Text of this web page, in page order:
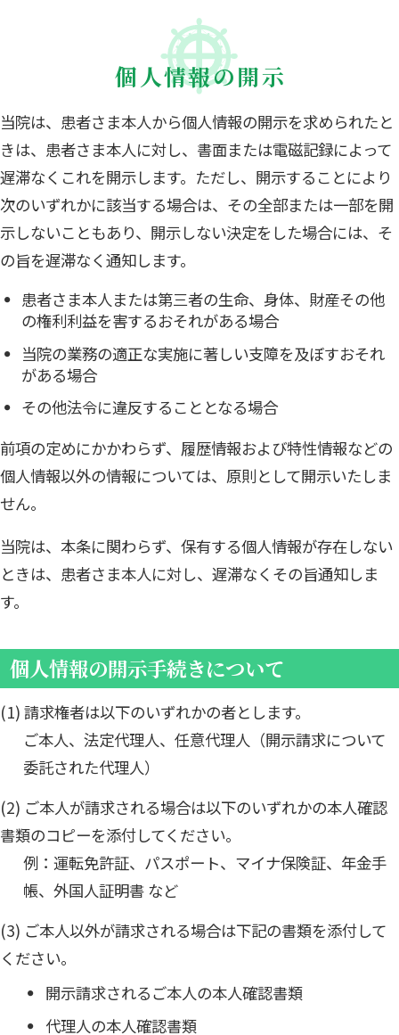
個人情報の開示
当院は、患者さま本人から個人情報の開示を求められたと
きは、患者さま本人に対し、書面または電磁記録によって
遅滞なくこれを開示します。ただし、開示することにより
次のいずれかに該当する場合は、その全部または一部を開
示しないこともあり、開示しない決定をした場合には、そ
の旨を遅滞なく通知します。
患者さま本人または第三者の生命、身体、財産その他
の権利利益を害するおそれがある場合
当院の業務の適正な実施に著しい支障を及ぼすおそれ
がある場合
その他法令に違反することとなる場合
前項の定めにかかわらず、履歴情報および特性情報などの
個人情報以外の情報については、原則として開示いたしま
せん。
当院は、本条に関わらず、保有する個人情報が存在しない
ときは、患者さま本人に対し、遅滞なくその旨通知しま
す。
個人情報の開示手続きについて
(1) 請求権者は以下のいずれかの者とします。
ご本人、法定代理人、任意代理人（開示請求について
委託された代理人）
(2) ご本人が請求される場合は以下のいずれかの本人確認
書類のコピーを添付してください。
例：運転免許証、パスポート、マイナ保険証、年金手
帳、外国人証明書 など
(3) ご本人以外が請求される場合は下記の書類を添付して
ください。
開示請求されるご本人の本人確認書類
代理人の本人確認書類